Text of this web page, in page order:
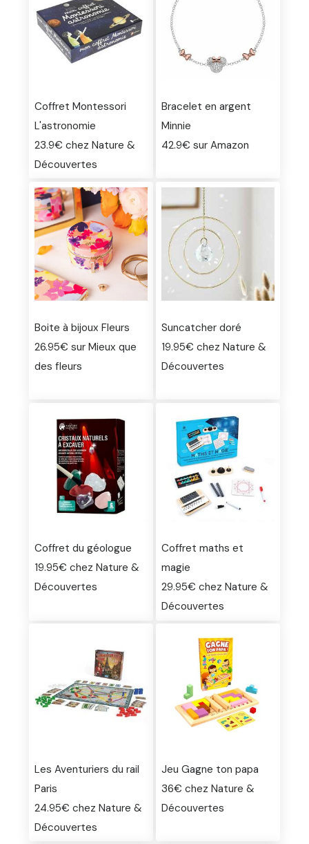
Coffret Montessori
L'astronomie
23.9€ chez Nature &
Découvertes
Bracelet en argent
Minnie
42.9€ sur Amazon
Boite à bijoux Fleurs
26.95€ sur Mieux que
des fleurs
Suncatcher doré
19.95€ chez Nature &
Découvertes
Coffret du géologue
19.95€ chez Nature &
Découvertes
Coffret maths et
magie
29.95€ chez Nature &
Découvertes
Les Aventuriers du rail
Paris
24.95€ chez Nature &
Découvertes
Jeu Gagne ton papa
36€ chez Nature &
Découvertes